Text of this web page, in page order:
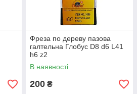
Фреза по дереву пазова
галтельна Глобус D8 d6 L41
h6 z2
В наявності
200 ₴